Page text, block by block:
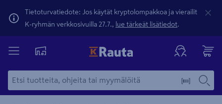
Tietoturvatiedote: Jos käytät kryptolompakkoa ja vierailit
K-ryhmän verkkosivuilla 27.7., lue tärkeät lisätiedot.